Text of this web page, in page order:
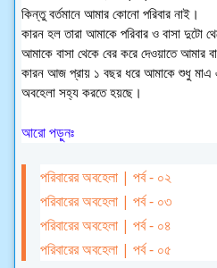
কিন্তু বর্তমানে আমার কোনো পরিবার নাই।
কারন হল তারা আমাকে পরিবার ও বাসা দুটো
আমাকে বাসা থেকে বের করে দেওয়াতে আমার
কারন আজ প্রায় ১ বছর ধরে আমাকে শুধু
অবহেলা সহ্য করতে হয়ছে।
আরো পড়ুনঃ
পরিবারের অবহেলা | পর্ব - ০২
পরিবারের অবহেলা | পর্ব - ০৩
পরিবারের অবহেলা | পর্ব - ০৪
পরিবারের অবহেলা | পর্ব - ০৫